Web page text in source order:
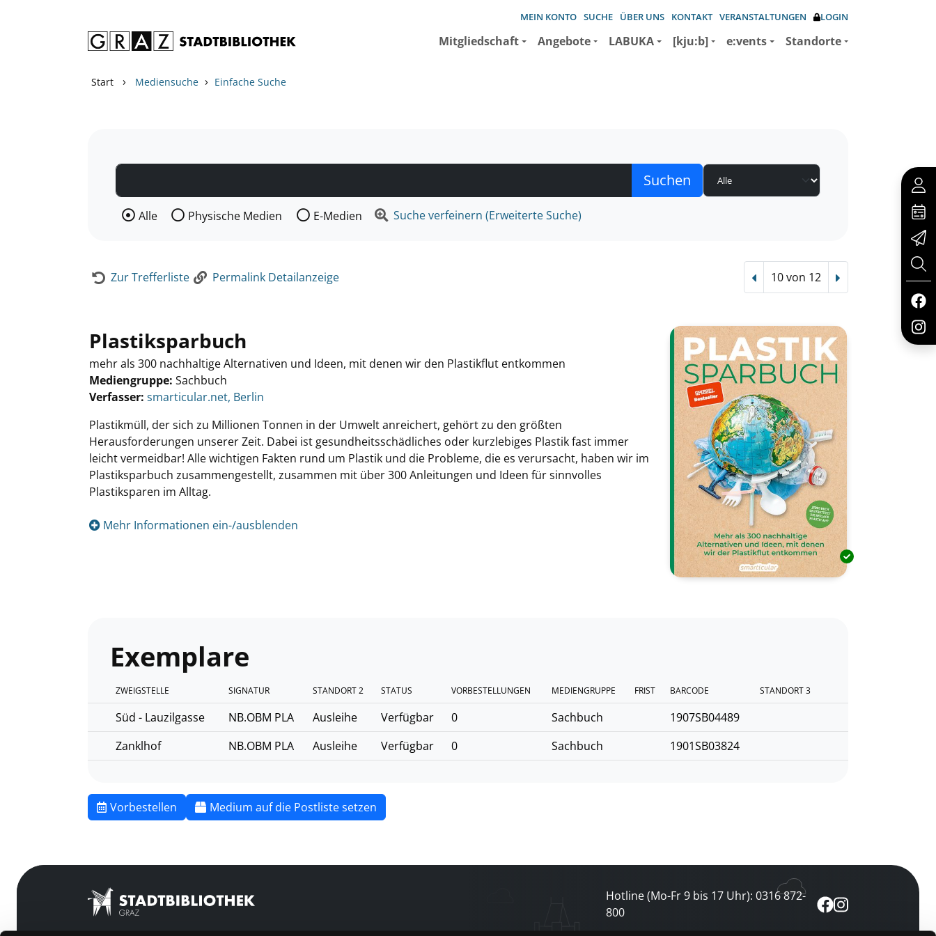
MEIN KONTO SUCHE ÜBER UNS KONTAKT VERANSTALTUNGEN LOGIN
Mitgliedschaft Angebote LABUKA [kju:b] e:vents Standorte
Start › Mediensuche › Einfache Suche
Wählen Sie die Medienart nach der Sie suchen wollen.
Alle Physische Medien E-Medien Suche verfeinern (Erweiterte Suche)
Zur Trefferliste Permalink Detailanzeige Vorheriger Treffer
10 von 12 Nächster Treffer
Plastiksparbuch
mehr als 300 nachhaltige Alternativen und Ideen, mit denen wir den Plastikflut entkommen
Mediengruppe: Sachbuch
Verfasser: Suche nach diesem Verfasser
smarticular.net, Berlin
Plastikmüll, der sich zu Millionen Tonnen in der Umwelt anreichert, gehört zu den größten
Herausforderungen unserer Zeit. Dabei ist gesundheitsschädliches oder kurzlebiges Plastik fast immer
leicht vermeidbar! Alle wichtigen Fakten rund um Plastik und die Probleme, die es verursacht, haben wir im
Plastiksparbuch zusammengestellt, zusammen mit über 300 Anleitungen und Ideen für sinnvolles
Plastiksparen im Alltag.
Mehr Informationen ein-/ausblenden
Exemplare
ZWEIGSTELLE SIGNATUR STANDORT 2 STATUS VORBESTELLUNGEN MEDIENGRUPPE FRIST BARCODE STANDORT 3
Süd - Lauzilgasse NB.OBM PLA Ausleihe Verfügbar 0 Sachbuch
1907SB04489
Zanklhof
NB.OBM PLA Ausleihe Verfügbar 0 Sachbuch 1901SB03824
Vorbestellen Medium auf die Postliste setzen
Hotline (Mo-Fr 9 bis 17 Uhr): 0316 872-
800